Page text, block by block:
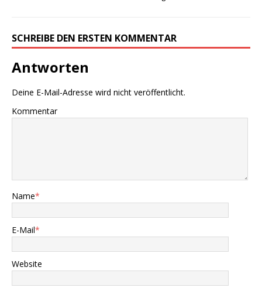
SCHREIBE DEN ERSTEN KOMMENTAR
Antworten
Deine E-Mail-Adresse wird nicht veröffentlicht.
Kommentar
Name*
E-Mail*
Website